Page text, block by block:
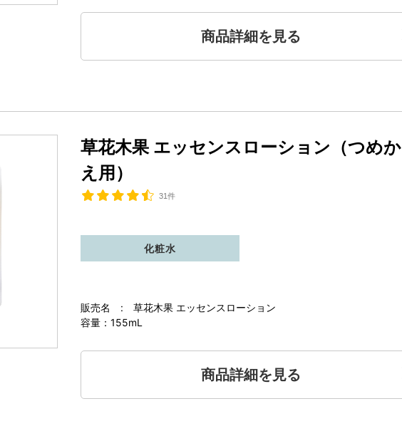
商品詳細を見る
草花木果 エッセンスローション（つめか
え用）
31件
販売名 : 草花木果 エッセンスローション
容量：155mL
化粧水
商品詳細を見る